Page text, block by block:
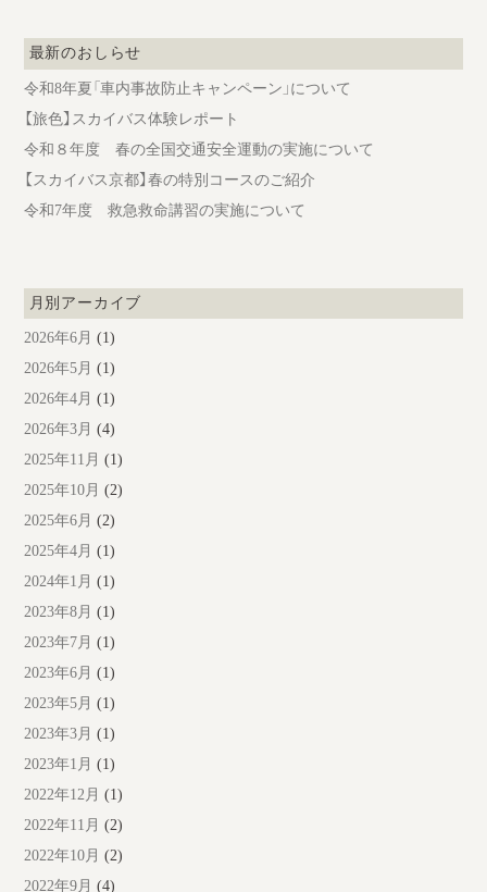
最新のおしらせ
令和8年夏「車内事故防止キャンペーン」について
【旅色】スカイバス体験レポート
令和８年度 春の全国交通安全運動の実施について
【スカイバス京都】春の特別コースのご紹介
令和7年度 救急救命講習の実施について
月別アーカイブ
2026年6月 (1)
2026年5月 (1)
2026年4月 (1)
2026年3月 (4)
2025年11月 (1)
2025年10月 (2)
2025年6月 (2)
2025年4月 (1)
2024年1月 (1)
2023年8月 (1)
2023年7月 (1)
2023年6月 (1)
2023年5月 (1)
2023年3月 (1)
2023年1月 (1)
2022年12月 (1)
2022年11月 (2)
2022年10月 (2)
2022年9月 (4)